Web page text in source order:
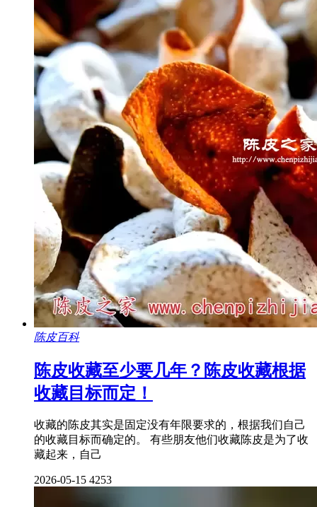
陈皮百科
陈皮收藏至少要几年？陈皮收藏根据
收藏目标而定！
收藏的陈皮其实是固定没有年限要求的，根据我们自己
的收藏目标而确定的。 有些朋友他们收藏陈皮是为了收
藏起来，自己
2026-05-15 4253